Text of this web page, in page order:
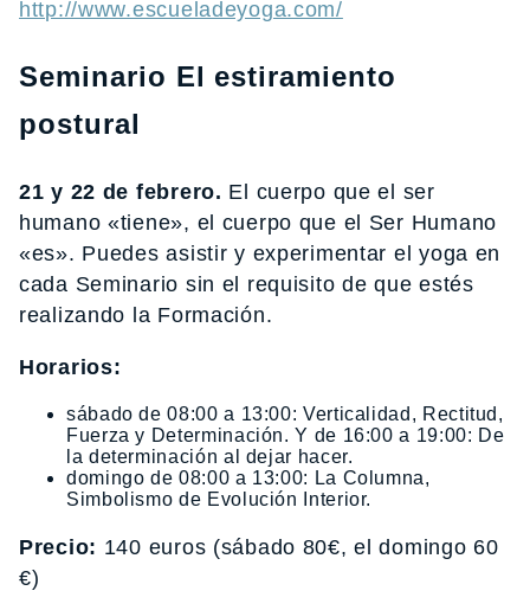
http://www.escueladeyoga.com/
Seminario El estiramiento
postural
21 y 22 de febrero. El cuerpo que el ser
humano «tiene», el cuerpo que el Ser Humano
«es». Puedes asistir y experimentar el yoga en
cada Seminario sin el requisito de que estés
realizando la Formación.
Horarios:
sábado de 08:00 a 13:00: Verticalidad, Rectitud,
Fuerza y Determinación. Y de 16:00 a 19:00: De
la determinación al dejar hacer.
domingo de 08:00 a 13:00: La Columna,
Simbolismo de Evolución Interior.
Precio: 140 euros (sábado 80€, el domingo 60
€)